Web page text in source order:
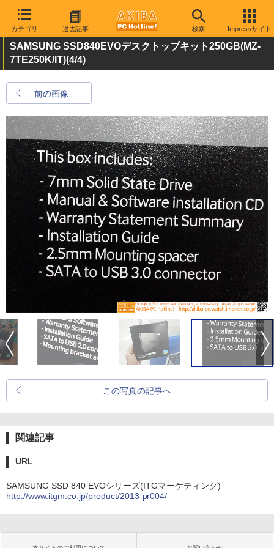
カテゴリ 過去記事 検索 Impressサイト
SAMSUNG SSD840EVOデスクトップキット250GB(MZ-
7TE250K/IT)(4/4)
前の画像
この写真の記事へ
関連記事
URL
SAMSUNG SSD 840 EVOシリーズ(ITGマーケティング)
http://www.itgm.co.jp/product/2013-pr004/